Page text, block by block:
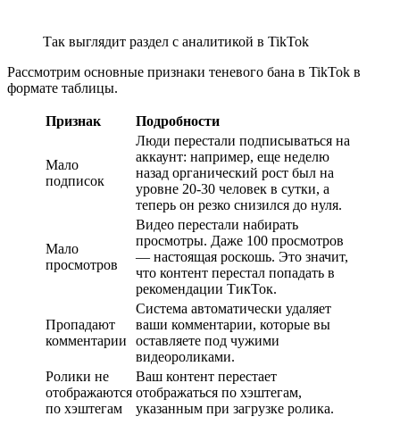
Так выглядит раздел с аналитикой в TikTok
Рассмотрим основные признаки теневого бана в TikTok в
формате таблицы.
Признак Подробности
Мало
подписок
Люди перестали подписываться на
аккаунт: например, еще неделю
назад органический рост был на
уровне 20-30 человек в сутки, а
теперь он резко снизился до нуля.
Мало
просмотров
Видео перестали набирать
просмотры. Даже 100 просмотров
— настоящая роскошь. Это значит,
что контент перестал попадать в
рекомендации ТикТок.
Пропадают
комментарии
Система автоматически удаляет
ваши комментарии, которые вы
оставляете под чужими
видеороликами.
Ролики не
отображаются
по хэштегам
Ваш контент перестает
отображаться по хэштегам,
указанным при загрузке ролика.